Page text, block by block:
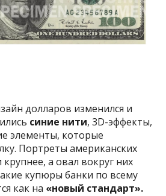
долларов изменился и
синие нити, 3D-эффекты,
элементы, которые
Портреты американских
а овал вокруг них
купюры банки по всему
как на «новый стандарт».